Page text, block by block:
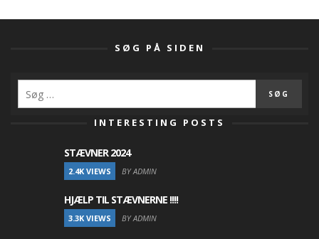
SØG PÅ SIDEN
INTERESTING POSTS
STÆVNER 2024
2.4K VIEWS BY ADMIN
HJÆLP TIL STÆVNERNE !!!!
3.3K VIEWS BY ADMIN